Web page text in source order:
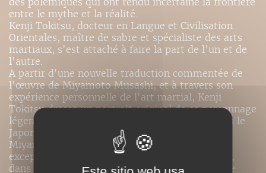
entre le mythe et la réalité.
Kenji Tokitsu, docteur en Langue et Civilisation
Orientales, maître de sabre et spécialiste des arts
martiaux, s'est attaché à faire la part de l'un et de
l'autre.
A partir d'une nouvelle traduction commentée de
l'œuvre de Miyamoto Musashi, et à travers son
expérience personnelle de l'art martial, Kenji
Tokitsu dresse un portrait original de ce personnage
légendaire, dont la vie se situe à une époque où le
Japon voit la fin des guerres féodales.
Miyamoto Musashi est l'histoire d'un guerrier
exceptionnel mais aussi celle des arts martiaux,
dans une société japonaise en train de vivre une